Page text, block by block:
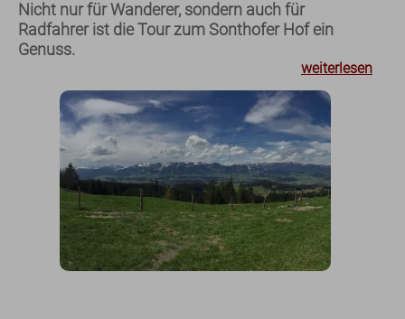
Nicht nur für Wanderer, sondern auch für
Radfahrer ist die Tour zum Sonthofer Hof ein
Genuss.
weiterlesen